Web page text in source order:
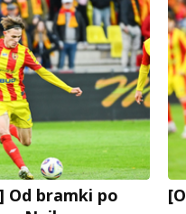
Od bramki po